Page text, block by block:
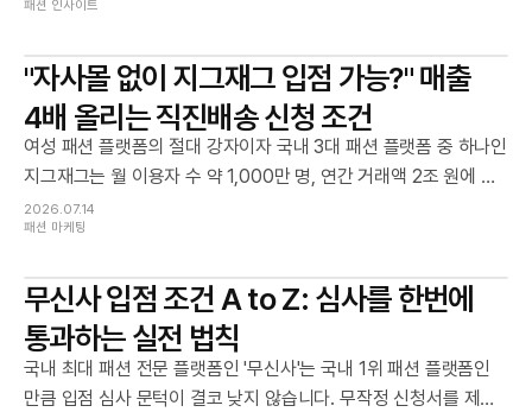
패션 인사이트
"자사몰 없이 지그재그 입점 가능?" 매출
4배 올리는 직진배송 신청 조건
여성 패션 플랫폼의 절대 강자이자 국내 3대 패션 플랫폼 중 하나인
지그재그는 월 이용자 수 약 1,000만 명, 연간 거래액 2조 원에 달
하는 거대한 커머스 생태계를 구축하고 있습니다. 처음 쇼핑몰 창
업을 시작하거나 판매 경로 확장을 고민하시는 분들을 위해 최신
2026.07.14
패션 마케팅
무신사 입점 조건 A to Z: 심사를 한번에
통과하는 실전 법칙
국내 최대 패션 전문 플랫폼인 '무신사'는 국내 1위 패션 플랫폼인
만큼 입점 심사 문턱이 결코 낮지 않습니다. 무작정 신청서를 제출